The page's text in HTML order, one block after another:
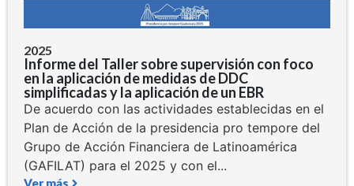
2025
Informe del Taller sobre supervisión con foco
en la aplicación de medidas de DDC
simplificadas y la aplicación de un EBR
De acuerdo con las actividades establecidas en el
Plan de Acción de la presidencia pro tempore del
Grupo de Acción Financiera de Latinoamérica
(GAFILAT) para el 2025 y con el...
Ver más